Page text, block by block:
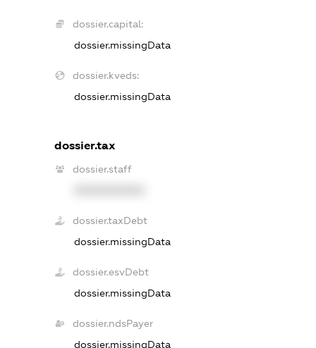
dossier.capital:
dossier.missingData
dossier.kveds:
dossier.missingData
dossier.tax
dossier.staff
dossier.taxDebt
dossier.missingData
dossier.esvDebt
dossier.missingData
dossier.ndsPayer
dossier.missingData